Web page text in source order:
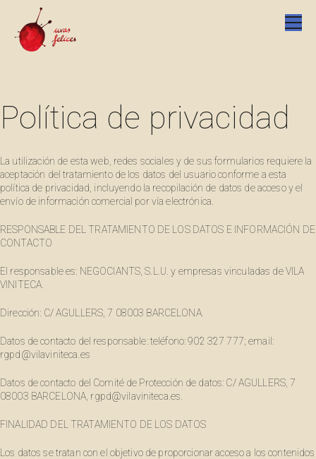
Política de privacidad
La utilización de esta web, redes sociales y de sus formularios requiere la
aceptación del tratamiento de los datos del usuario conforme a esta
política de privacidad, incluyendo la recopilación de datos de acceso y el
envío de información comercial por vía electrónica.
RESPONSABLE DEL TRATAMIENTO DE LOS DATOS E INFORMACIÓN DE
CONTACTO
El responsable es: NEGOCIANTS, S.L.U. y empresas vinculadas de VILA
VINITECA.
Dirección: C/ AGULLERS, 7 08003 BARCELONA.
Datos de contacto del responsable: teléfono: 902 327 777; email:
rgpd@vilaviniteca.es
Datos de contacto del Comité de Protección de datos: C/ AGULLERS, 7
08003 BARCELONA, rgpd@vilaviniteca.es.
FINALIDAD DEL TRATAMIENTO DE LOS DATOS
Los datos se tratan con el objetivo de proporcionar acceso a los contenidos